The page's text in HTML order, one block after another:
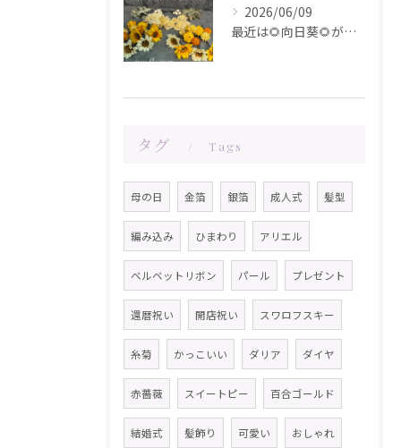
2026/06/09
最近は🌻向日葵🌻が人気です！在庫が少なくなってきました！お問...
タグ Tags
母の日 金箔 銀箔 成人式 髪型
編み込み ひまわり アリエル
ベルベットリボン パール プレゼント
還暦祝い 開店祝い スワロフスキー
糸菊 かっこいい ダリア ダイヤ
赤薔薇 スイートピー 百合ゴールド
結婚式 髪飾り 可愛い おしゃれ